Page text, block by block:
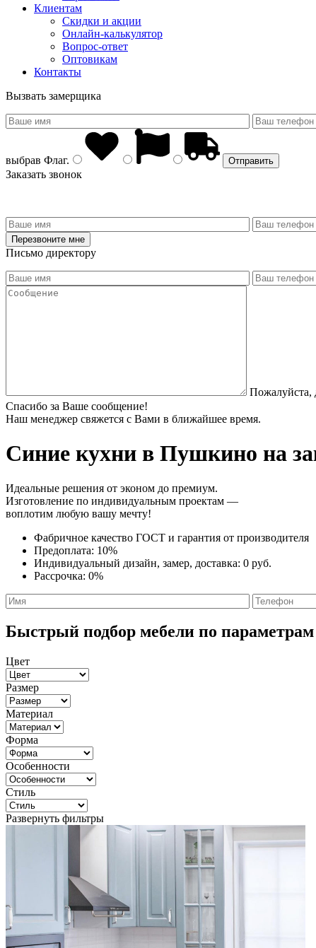
Клиентам
Скидки и акции
Онлайн-калькулятор
Вопрос-ответ
Оптовикам
Контакты
Вызвать замерщика
выбрав Флаг.
Заказать звонок
Письмо директору
Пожалуйста,
Спасибо за Ваше сообщение!
Наш менеджер свяжется с Вами в ближайшее время.
Синие кухни в Пушкино на
Идеальные решения от эконом до премиум.
Изготовление по индивидуальным проектам —
воплотим любую вашу мечту!
Фабричное качество ГОСТ и гарантия от производителя
Предоплата: 10%
Индивидуальный дизайн, замер, доставка: 0 руб.
Рассрочка: 0%
Быстрый подбор мебели по параметрам
Цвет
Размер
Материал
Форма
Особенности
Стиль
Развернуть фильтры